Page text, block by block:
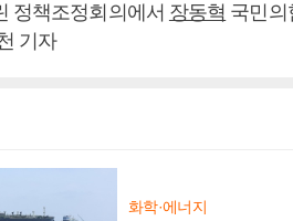
정책조정회의에서 장동혁 국민의
기자
화학·에너지